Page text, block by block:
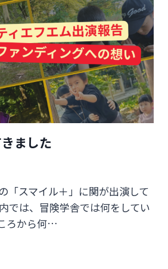
ました
「スマイル＋」に関が出演して
では、冒険学舎では何をしてい
ろから何…